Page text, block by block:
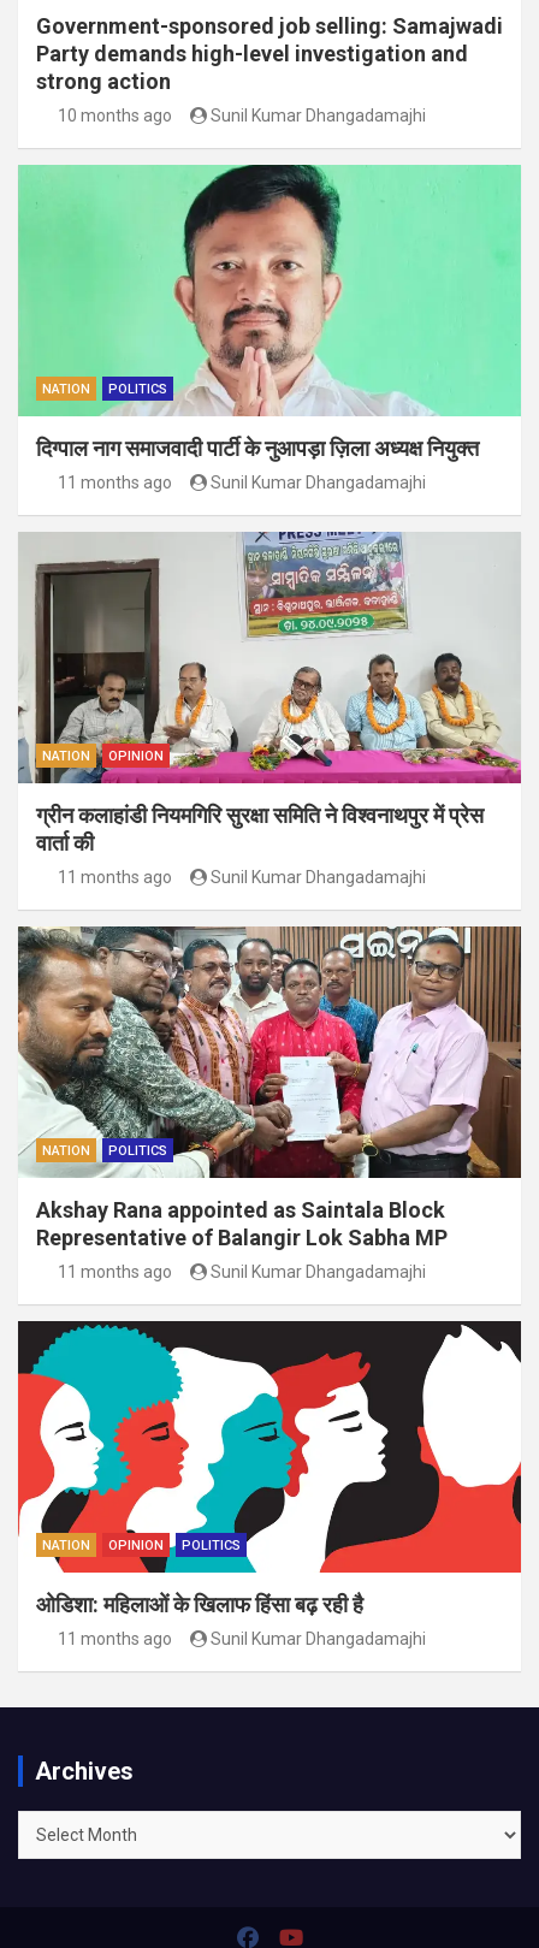
Government-sponsored job selling: Samajwadi
Party demands high-level investigation and
strong action
10 months ago Sunil Kumar Dhangadamajhi
NATION POLITICS
दिग्पाल नाग समाजवादी पार्टी के नुआपड़ा ज़िला अध्यक्ष नियुक्त
11 months ago Sunil Kumar Dhangadamajhi
NATION OPINION
ग्रीन कलाहांडी नियमगिरि सुरक्षा समिति ने विश्वनाथपुर में प्रेस
वार्ता की
11 months ago Sunil Kumar Dhangadamajhi
NATION POLITICS
Akshay Rana appointed as Saintala Block
Representative of Balangir Lok Sabha MP
11 months ago Sunil Kumar Dhangadamajhi
NATION OPINION POLITICS
ओडिशा: महिलाओं के खिलाफ हिंसा बढ़ रही है
11 months ago Sunil Kumar Dhangadamajhi
Archives
Archives